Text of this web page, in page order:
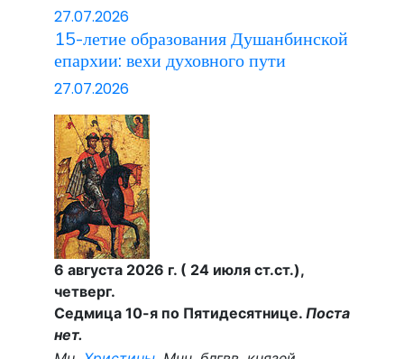
27.07.2026
15-летие образования Душанбинской
епархии: вехи духовного пути
27.07.2026
6 августа 2026 г. ( 24 июля ст.ст.),
четверг.
Седмица 10-я по Пятидесятнице. Поста
нет.